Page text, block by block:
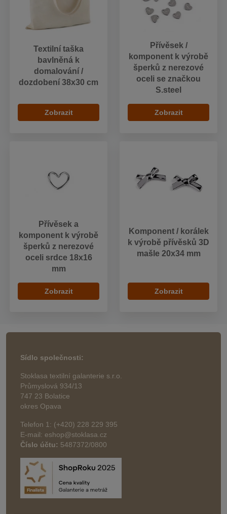
Textilní taška
bavlněná k
domalování /
dozdobení 38x30 cm
Zobrazit
Přívěsek /
komponent k výrobě
šperků z nerezové
oceli se značkou
S.steel
Zobrazit
Přívěsek a
komponent k výrobě
šperků z nerezové
oceli srdce 18x16
mm
Zobrazit
Komponent / korálek
k výrobě přívěsků 3D
mašle 20x34 mm
Zobrazit
Sídlo společnosti:
Stoklasa textilní galanterie s.r.o.
Průmyslová 934/13
747 23 Bolatice
okres Opava
Telefon 1: (+420) 228 229 395
E-mail: eshop@stoklasa.cz
Číslo účtu: 5487372/0800